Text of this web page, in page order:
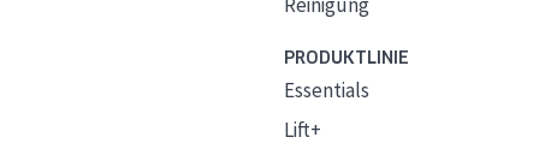
PRODUKTLINIE
Essentials
Lift+